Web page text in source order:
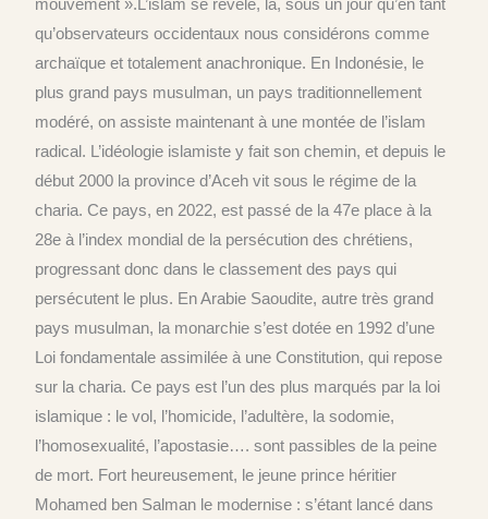
mouvement ».L’islam se révèle, là, sous un jour qu’en tant
qu’observateurs occidentaux nous considérons comme
archaïque et totalement anachronique. En Indonésie, le
plus grand pays musulman, un pays traditionnellement
modéré, on assiste maintenant à une montée de l’islam
radical. L’idéologie islamiste y fait son chemin, et depuis le
début 2000 la province d’Aceh vit sous le régime de la
charia. Ce pays, en 2022, est passé de la 47e place à la
28e à l’index mondial de la persécution des chrétiens,
progressant donc dans le classement des pays qui
persécutent le plus. En Arabie Saoudite, autre très grand
pays musulman, la monarchie s’est dotée en 1992 d’une
Loi fondamentale assimilée à une Constitution, qui repose
sur la charia. Ce pays est l’un des plus marqués par la loi
islamique : le vol, l’homicide, l’adultère, la sodomie,
l’homosexualité, l’apostasie…. sont passibles de la peine
de mort. Fort heureusement, le jeune prince héritier
Mohamed ben Salman le modernise : s’étant lancé dans